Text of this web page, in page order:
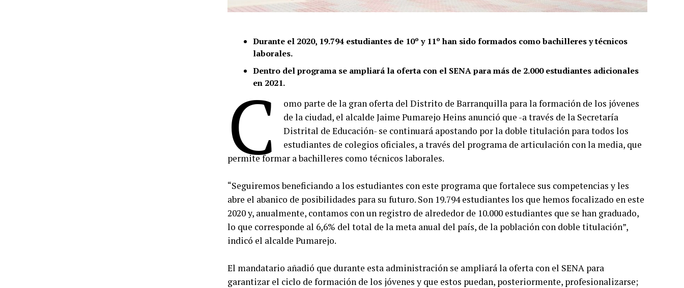
Durante el 2020, 19.794 estudiantes de 10º y 11º han sido formados como bachilleres y técnicos
laborales.
Dentro del programa se ampliará la oferta con el SENA para más de 2.000 estudiantes adicionales
en 2021.
C
omo parte de la gran oferta del Distrito de Barranquilla para la formación de los jóvenes
de la ciudad, el alcalde Jaime Pumarejo Heins anunció que -a través de la Secretaría
Distrital de Educación- se continuará apostando por la doble titulación para todos los
estudiantes de colegios oficiales, a través del programa de articulación con la media, que
permite formar a bachilleres como técnicos laborales.
“Seguiremos beneficiando a los estudiantes con este programa que fortalece sus competencias y les
abre el abanico de posibilidades para su futuro. Son 19.794 estudiantes los que hemos focalizado en este
2020 y, anualmente, contamos con un registro de alrededor de 10.000 estudiantes que se han graduado,
lo que corresponde al 6,6% del total de la meta anual del país, de la población con doble titulación”,
indicó el alcalde Pumarejo.
El mandatario añadió que durante esta administración se ampliará la oferta con el SENA para
garantizar el ciclo de formación de los jóvenes y que estos puedan, posteriormente, profesionalizarse;